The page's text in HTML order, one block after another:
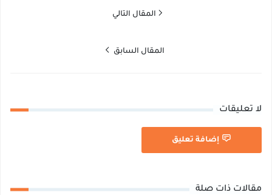
المقال التالي
المقال السابق
لا تعليقات
إضافة تعليق
مقالات ذات صلة